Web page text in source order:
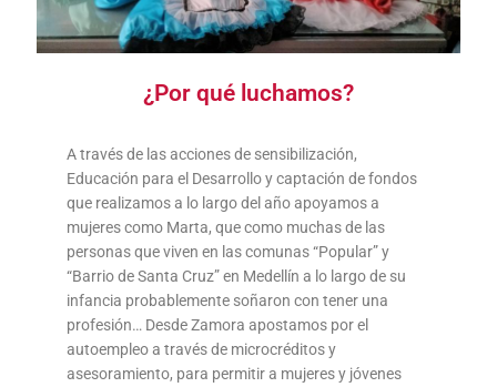
¿Por qué luchamos?
A través de las acciones de sensibilización,
Educación para el Desarrollo y captación de fondos
que realizamos a lo largo del año apoyamos a
mujeres como Marta, que como muchas de las
personas que viven en las comunas “Popular” y
“Barrio de Santa Cruz” en Medellín a lo largo de su
infancia probablemente soñaron con tener una
profesión… Desde Zamora apostamos por el
autoempleo a través de microcréditos y
asesoramiento, para permitir a mujeres y jóvenes